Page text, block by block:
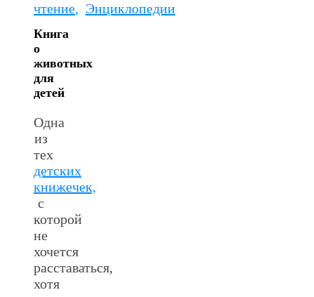
чтение, Энциклопедии
Книга
о
животных
для
детей
Одна
из
тех
детских
книжечек,
с
которой
не
хочется
расставаться,
хотя